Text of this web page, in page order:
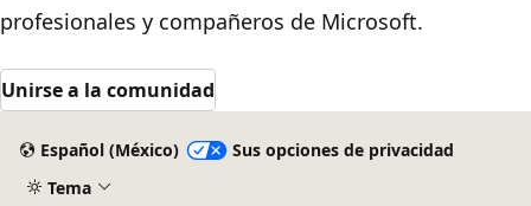
profesionales y compañeros de Microsoft.
Unirse a la comunidad
Español (México)
Sus opciones de privacidad
Tema